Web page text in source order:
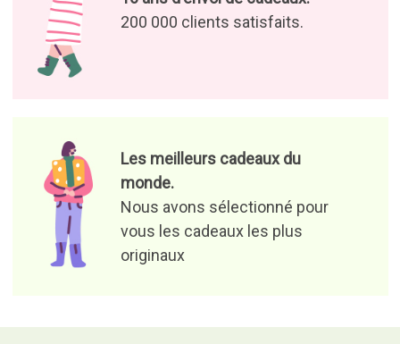
200 000 clients satisfaits.
Les meilleurs cadeaux du
monde.
Nous avons sélectionné pour
vous les cadeaux les plus
originaux